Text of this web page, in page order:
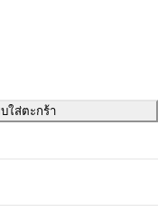
ใส่ตะกร้า